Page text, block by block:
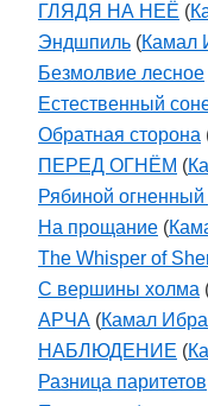
ГЛЯДЯ НА НЕЁ (
Эндшпиль (Камал
Безмолвие лесное
Естественный
Обратная сторона
ПЕРЕД ОГНЁМ (
Рябиной огненный
На прощание (
The Whisper of
С вершины холма
АРЧА (Камал
НАБЛЮДЕНИЕ (
Разница паритетов